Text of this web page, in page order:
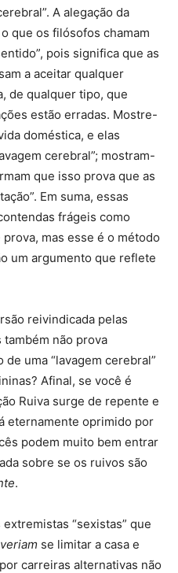
A alegação da
que os filósofos chamam
pois significa que as
a aceitar qualquer
de qualquer tipo, que
estão erradas. Mostre-
doméstica, e elas
cerebral”; mostram-
que isso prova que as
Em suma, essas
frágeis como
mas esse é o método
um argumento que reflete
reivindicada pelas
não prova
uma “lavagem cerebral”
Afinal, se você é
Ruiva surge de repente e
eternamente oprimido por
podem muito bem entrar
sobre se os ruivos são
.
“sexistas” que
se limitar a casa e
carreiras alternativas não